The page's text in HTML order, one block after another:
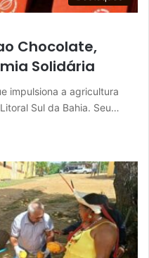
Chocolate,
Solidária
impulsiona a agricultura
Sul da Bahia. Seu…